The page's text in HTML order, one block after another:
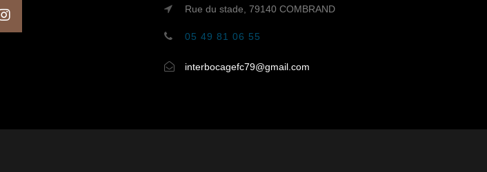
Rue du stade, 79140 COMBRAND
05 49 81 06 55
interbocagefc79@gmail.com